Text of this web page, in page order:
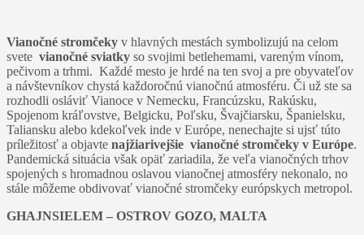
Vianočné stromčeky v hlavných mestách symbolizujú na celom
svete vianočné sviatky so svojimi betlehemami, vareným vínom,
pečivom a trhmi. Každé mesto je hrdé na ten svoj a pre obyvateľov
a návštevníkov chystá každoročnú vianočnú atmosféru. Či už ste sa
rozhodli osláviť Vianoce v Nemecku, Francúzsku, Rakúsku,
Spojenom kráľovstve, Belgicku, Poľsku, Švajčiarsku, Španielsku,
Taliansku alebo kdekoľvek inde v Európe, nenechajte si ujsť túto
príležitosť a objavte najžiarivejšie vianočné stromčeky v Európe.
Pandemická situácia však opäť zariadila, že veľa vianočných trhov
spojených s hromadnou oslavou vianočnej atmosféry nekonalo, no
stále môžeme obdivovať vianočné stromčeky európskych metropol.
GHAJNSIELEM – OSTROV GOZO, MALTA